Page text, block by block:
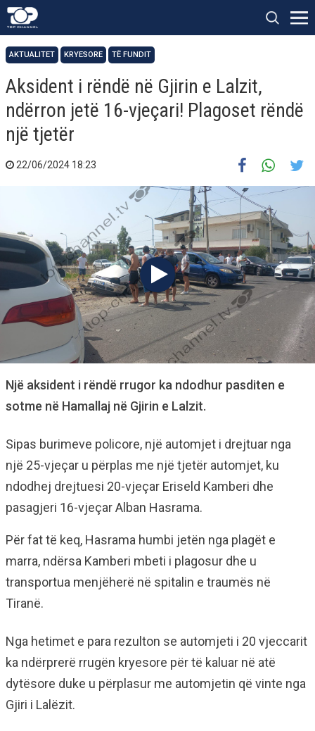
AKTUALITET KRYESORE TË FUNDIT
Aksident i rëndë në Gjirin e Lalzit,
ndërron jetë 16-vjeçari! Plagoset rëndë
një tjetër
22/06/2024 18:23
Një aksident i rëndë rrugor ka ndodhur pasditen e
sotme në Hamallaj në Gjirin e Lalzit.
Sipas burimeve policore, një automjet i drejtuar nga
një 25-vjeçar u përplas me një tjetër automjet, ku
ndodhej drejtuesi 20-vjeçar Eriseld Kamberi dhe
pasagjeri 16-vjeçar Alban Hasrama.
Për fat të keq, Hasrama humbi jetën nga plagët e
marra, ndërsa Kamberi mbeti i plagosur dhe u
transportua menjëherë në spitalin e traumës në
Tiranë.
Nga hetimet e para rezulton se automjeti i 20 vjeccarit
ka ndërprerë rrugën kryesore për të kaluar në atë
dytësore duke u përplasur me automjetin që vinte nga
Gjiri i Lalëzit.